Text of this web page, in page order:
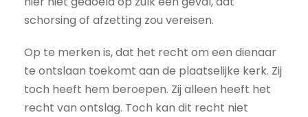
schorsing of afzetting zou vereisen.
Op te merken is, dat het recht om een dienaar
te ontslaan toekomt aan de plaatselijke kerk. Zij
toch heeft hem beroepen. Zij alleen heeft het
recht van ontslag. Toch kan dit recht niet